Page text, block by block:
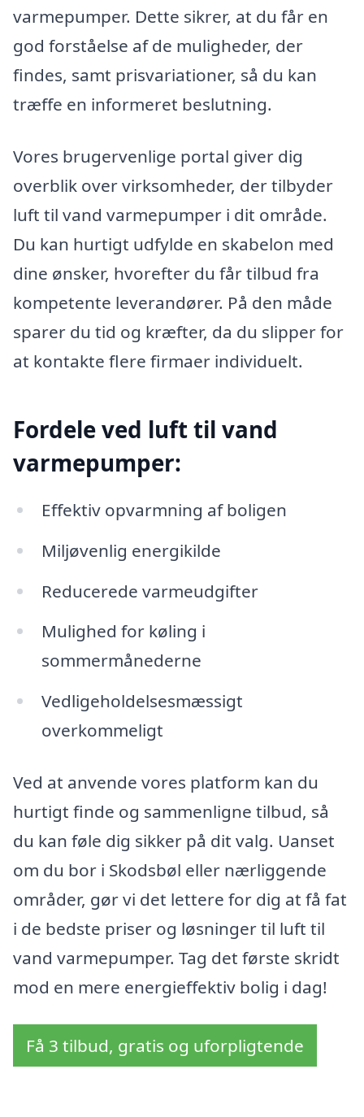
varmepumper. Dette sikrer, at du får en
god forståelse af de muligheder, der
findes, samt prisvariationer, så du kan
træffe en informeret beslutning.
Vores brugervenlige portal giver dig
overblik over virksomheder, der tilbyder
luft til vand varmepumper i dit område.
Du kan hurtigt udfylde en skabelon med
dine ønsker, hvorefter du får tilbud fra
kompetente leverandører. På den måde
sparer du tid og kræfter, da du slipper for
at kontakte flere firmaer individuelt.
Fordele ved luft til vand
varmepumper:
Effektiv opvarmning af boligen
Miljøvenlig energikilde
Reducerede varmeudgifter
Mulighed for køling i
sommermånederne
Vedligeholdelsesmæssigt
overkommeligt
Ved at anvende vores platform kan du
hurtigt finde og sammenligne tilbud, så
du kan føle dig sikker på dit valg. Uanset
om du bor i Skodsbøl eller nærliggende
områder, gør vi det lettere for dig at få fat
i de bedste priser og løsninger til luft til
vand varmepumper. Tag det første skridt
mod en mere energieffektiv bolig i dag!
Få 3 tilbud, gratis og uforpligtende